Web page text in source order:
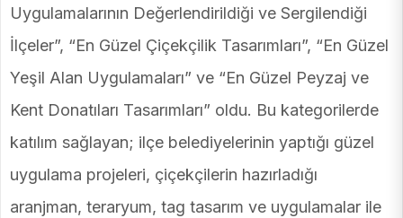
Uygulamalarının Değerlendirildiği ve Sergilendiği
İlçeler”, “En Güzel Çiçekçilik Tasarımları”, “En Güzel
Yeşil Alan Uygulamaları” ve “En Güzel Peyzaj ve
Kent Donatıları Tasarımları” oldu. Bu kategorilerde
katılım sağlayan; ilçe belediyelerinin yaptığı güzel
uygulama projeleri, çiçekçilerin hazırladığı
aranjman, teraryum, tag tasarım ve uygulamalar ile